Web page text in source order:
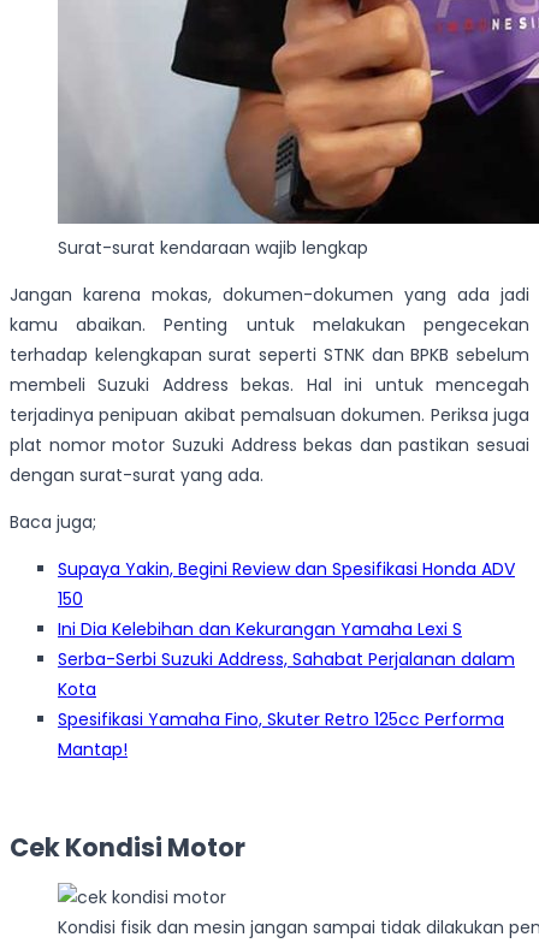
Surat-surat kendaraan wajib lengkap
Jangan karena mokas, dokumen-dokumen yang ada jadi
kamu abaikan. Penting untuk melakukan pengecekan
terhadap kelengkapan surat seperti STNK dan BPKB sebelum
membeli Suzuki Address bekas. Hal ini untuk mencegah
terjadinya penipuan akibat pemalsuan dokumen. Periksa juga
plat nomor motor Suzuki Address bekas dan pastikan sesuai
dengan surat-surat yang ada.
Baca juga;
Supaya Yakin, Begini Review dan Spesifikasi Honda ADV
150
Ini Dia Kelebihan dan Kekurangan Yamaha Lexi S
Serba-Serbi Suzuki Address, Sahabat Perjalanan dalam
Kota
Spesifikasi Yamaha Fino, Skuter Retro 125cc Performa
Mantap!
Cek Kondisi Motor
Kondisi fisik dan mesin jangan sampai tidak dilakukan